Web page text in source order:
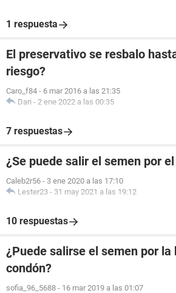
1 respuesta
El preservativo se resbalo
riesgo?
Caro_f84 - 6 mar 2016 a las 21:35
Dari - 2 ene 2022 a las 00:35
7 respuestas
¿Se puede salir el semen por
Caleb2r56 - 3 ene 2020 a las 17:10
Lester23 - 31 may 2021 a las 19:12
10 respuestas
¿Puede salirse el semen por la
condón?
sofia_96_5688 - 16 mar 2019 a las 01:07